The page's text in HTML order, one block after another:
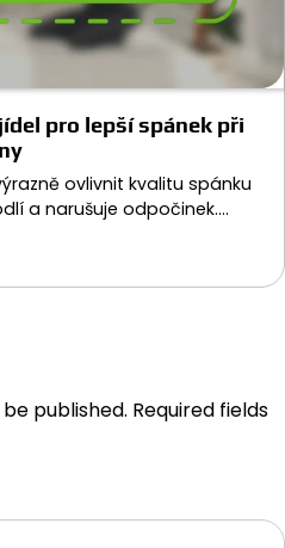
pro lepší spánek při
ovlivnit kvalitu spánku
a narušuje odpočinek.…
published. Required fields